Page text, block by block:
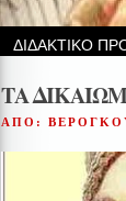
ΔΙΔΑΚΤΙΚΟ
ΤΑ
ΑΠΟ: